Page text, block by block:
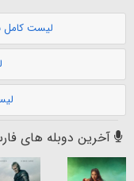
لیست کامل
آخرین دوبله های